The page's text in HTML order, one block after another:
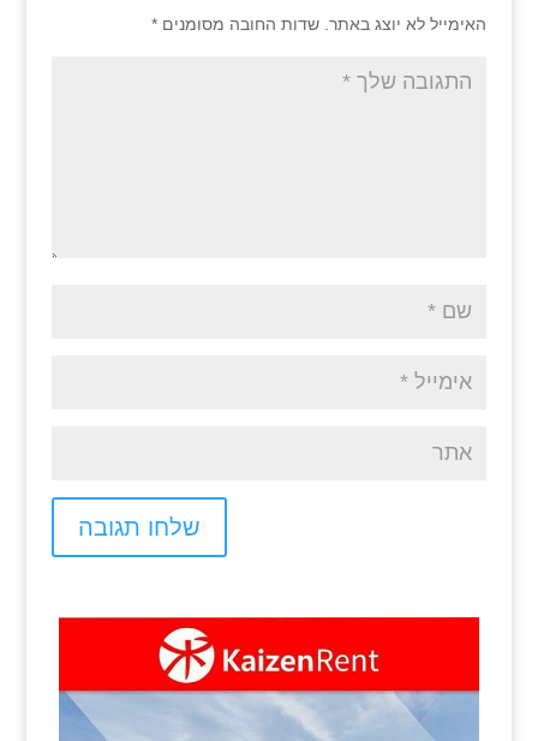
האימייל לא יוצג באתר. שדות החובה מסומנים *